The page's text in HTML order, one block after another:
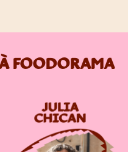
FOODORAMA